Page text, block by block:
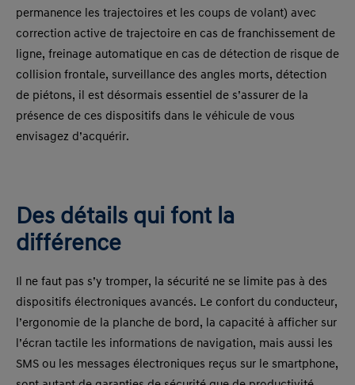
permanence les trajectoires et les coups de volant) avec
correction active de trajectoire en cas de franchissement de
ligne, freinage automatique en cas de détection de risque de
collision frontale, surveillance des angles morts, détection
de piétons, il est désormais essentiel de s’assurer de la
présence de ces dispositifs dans le véhicule de vous
envisagez d’acquérir.
Des détails qui font la
différence
Il ne faut pas s’y tromper, la sécurité ne se limite pas à des
dispositifs électroniques avancés. Le confort du conducteur,
l’ergonomie de la planche de bord, la capacité à afficher sur
l’écran tactile les informations de navigation, mais aussi les
SMS ou les messages électroniques reçus sur le smartphone,